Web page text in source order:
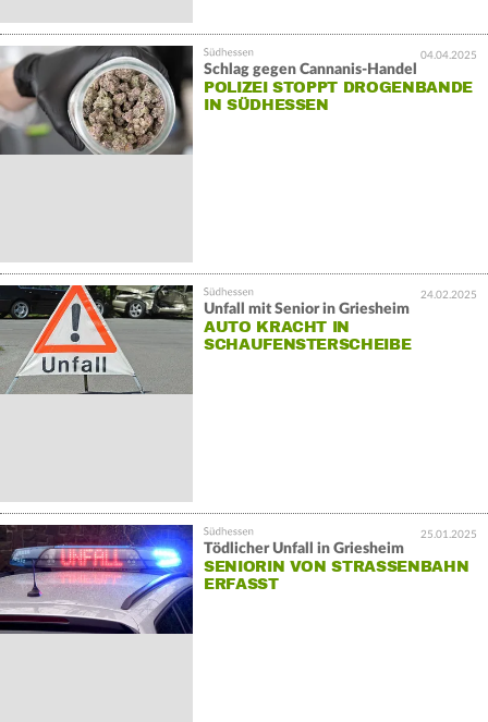
04.04.2025
Schlag gegen Cannanis-Handel
POLIZEI STOPPT DROGENBANDE
IN SÜDHESSEN
24.02.2025
Unfall mit Senior in Griesheim
AUTO KRACHT IN
SCHAUFENSTERSCHEIBE
25.01.2025
Tödlicher Unfall in Griesheim
SENIORIN VON STRASSENBAHN E
RFASST